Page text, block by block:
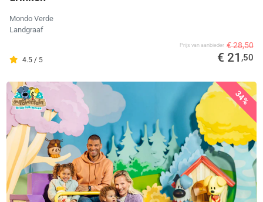
Mondo Verde
Landgraaf
4.5 / 5
Prijs van aanbieder € 28,50
€ 21 ,50
34%